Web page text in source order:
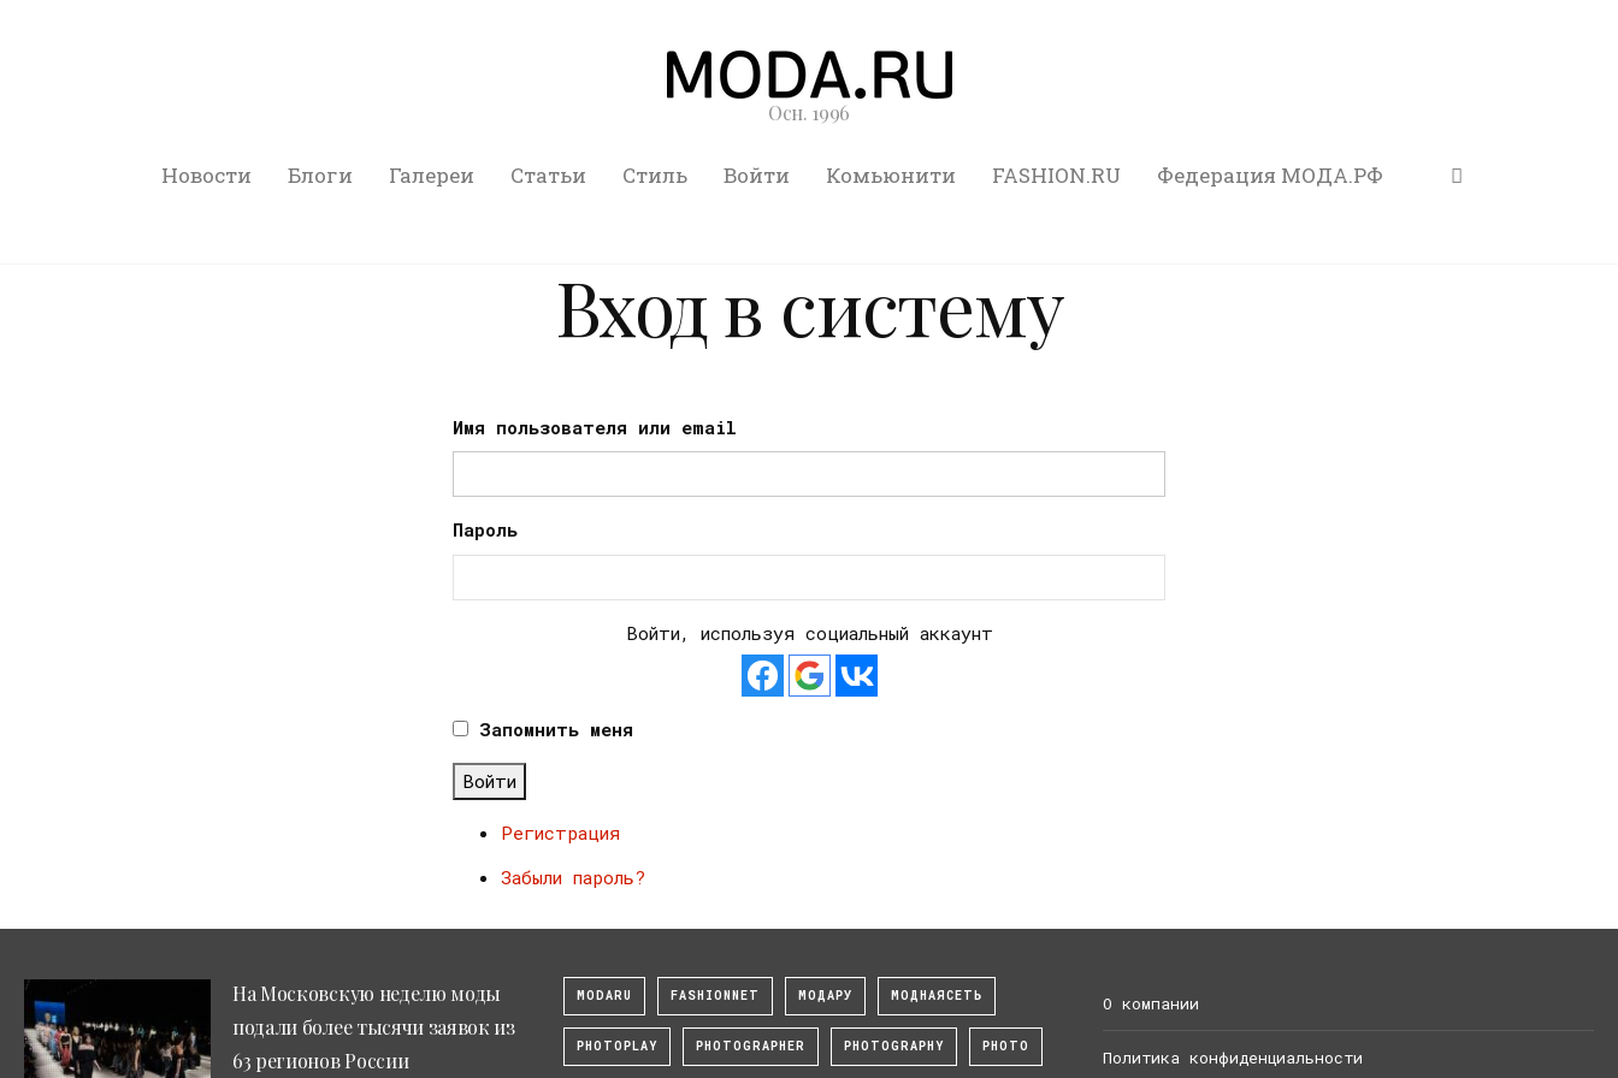
Осн. 1996
Новости Блоги Галереи Статьи Стиль Войти Комьюнити FASHION.RU Федерация МОДА.РФ
Вход в систему
Имя пользователя или email
Пароль
Войти, используя социальный аккаунт
Запомнить меня
Войти
Регистрация
Забыли пароль?
На Московскую неделю моды
подали более тысячи заявок из
63 регионов России
MODARU FASHIONNET МОДАРУ МОДНАЯСЕТЬ
PHOTOPLAY PHOTOGRAPHER PHOTOGRAPHY PHOTO
О компании
Политика конфиденциальности